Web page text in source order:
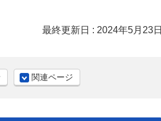
最終更新日 : 2024年5月23日
関連ページ